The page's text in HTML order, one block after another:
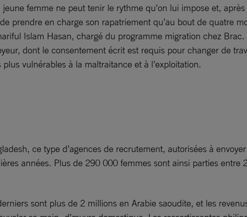
femme ne peut tenir le rythme qu’on lui impose et,
prendre en charge son rapatriement qu’au bout de quatre
Islam Hasan, chargé du programme migration chez
dont le consentement écrit est requis pour changer de
vulnérables à la maltraitance et à l’exploitation.
ce type d’agences de recrutement, autorisées à
années. Plus de 290 000 femmes sont ainsi parties
sont plus de 2 millions en Arabie saoudite, et les